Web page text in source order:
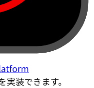
装できます。